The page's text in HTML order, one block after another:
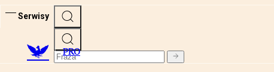
Serwisy
PRO